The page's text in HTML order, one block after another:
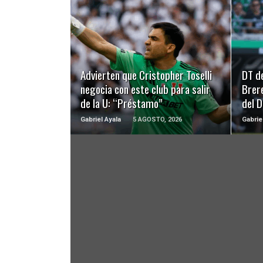
Advierten que Cristopher Toselli
negocia con este club para salir
de la U: “Préstamo”
Gabriel Ayala 5 AGOSTO, 2026
LEER MÁS
DT
del